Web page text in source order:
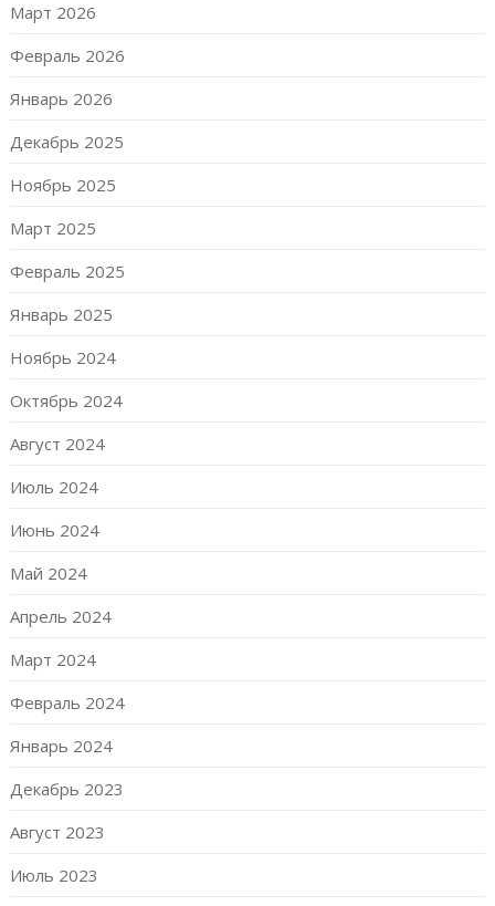
Март 2026
Февраль 2026
Январь 2026
Декабрь 2025
Ноябрь 2025
Март 2025
Февраль 2025
Январь 2025
Ноябрь 2024
Октябрь 2024
Август 2024
Июль 2024
Июнь 2024
Май 2024
Апрель 2024
Март 2024
Февраль 2024
Январь 2024
Декабрь 2023
Август 2023
Июль 2023